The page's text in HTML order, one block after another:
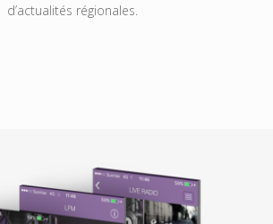
d’actualités régionales.